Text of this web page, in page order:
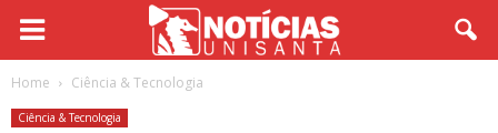
Home Ciência & Tecnologia
Ciência & Tecnologia